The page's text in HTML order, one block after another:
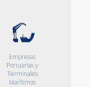
Empresas
Portuarias y
Terminales
Marítimos